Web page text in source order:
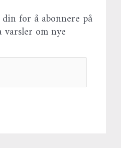
for å abonnere på
om nye